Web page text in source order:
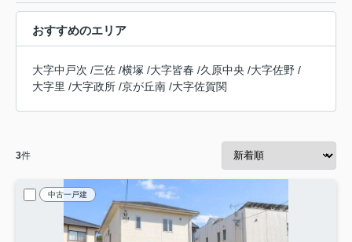
おすすめのエリア
大字中戸次 /三佐 /横塚 /大字皆春 /久原中央 /大字佐野 /
大字里 /大字政所 /京が丘南 /大字佐賀関
3件
中古一戸建